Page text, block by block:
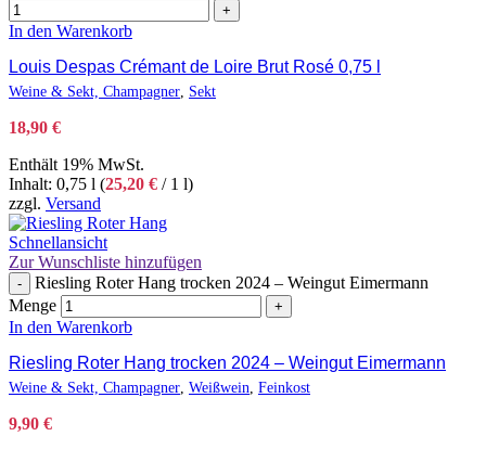
+
In den Warenkorb
Louis Despas Crémant de Loire Brut Rosé 0,75 l
Weine & Sekt, Champagner Sekt
18,90 €
Enthält 19% MwSt.
Inhalt: 0,75 l (25,20 € / 1 l)
zzgl. Versand
Schnellansicht
Zur Wunschliste hinzufügen
-
Riesling Roter Hang trocken 2024 – Weingut Eimermann
Menge
+
In den Warenkorb
Riesling Roter Hang trocken 2024 – Weingut Eimermann
Weine & Sekt, Champagner Weißwein Feinkost
9,90 €